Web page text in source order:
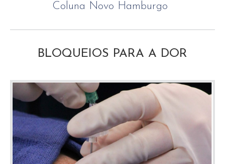
Coluna Novo Hamburgo
BLOQUEIOS PARA A DOR